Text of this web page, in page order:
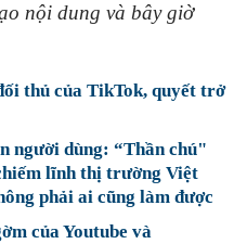
nội dung và bây giờ
thủ của TikTok, quyết trở
người dùng: “Thần chú"
lĩnh thị trường Việt
phải ai cũng làm được
của Youtube và